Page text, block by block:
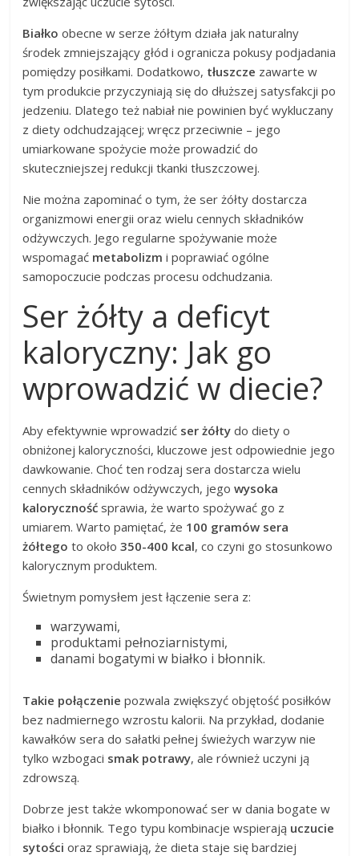
Białko obecne w serze żółtym działa jak naturalny
środek zmniejszający głód i ogranicza pokusy podjadania
pomiędzy posiłkami. Dodatkowo, tłuszcze zawarte w
tym produkcie przyczyniają się do dłuższej satysfakcji po
jedzeniu. Dlatego też nabiał nie powinien być wykluczany
z diety odchudzającej; wręcz przeciwnie – jego
umiarkowane spożycie może prowadzić do
skuteczniejszej redukcji tkanki tłuszczowej.
Nie można zapominać o tym, że ser żółty dostarcza
organizmowi energii oraz wielu cennych składników
odżywczych. Jego regularne spożywanie może
wspomagać metabolizm i poprawiać ogólne
samopoczucie podczas procesu odchudzania.
Ser żółty a deficyt
kaloryczny: Jak go
wprowadzić w diecie?
Aby efektywnie wprowadzić ser żółty do diety o
obniżonej kaloryczności, kluczowe jest odpowiednie jego
dawkowanie. Choć ten rodzaj sera dostarcza wielu
cennych składników odżywczych, jegowysoka
kaloryczność sprawia, że warto spożywać go z
umiarem. Warto pamiętać, że 100 gramów sera
żółtego to około350-400 kcal, co czyni go stosunkowo
kalorycznym produktem.
Świetnym pomysłem jest łączenie sera z:
warzywami,
produktami pełnoziarnistymi,
danami bogatymi w białko i błonnik.
Takie połączenie pozwala zwiększyć objętość posiłków
bez nadmiernego wzrostu kalorii. Na przykład, dodanie
kawałków sera do sałatki pełnej świeżych warzyw nie
tylko wzbogaci smak potrawy, ale również uczyni ją
zdrowszą.
Dobrze jest także wkomponować ser w dania bogate w
białko i błonnik. Tego typu kombinacje wspierają uczucie
sytości oraz sprawiają, że dieta staje się bardziej